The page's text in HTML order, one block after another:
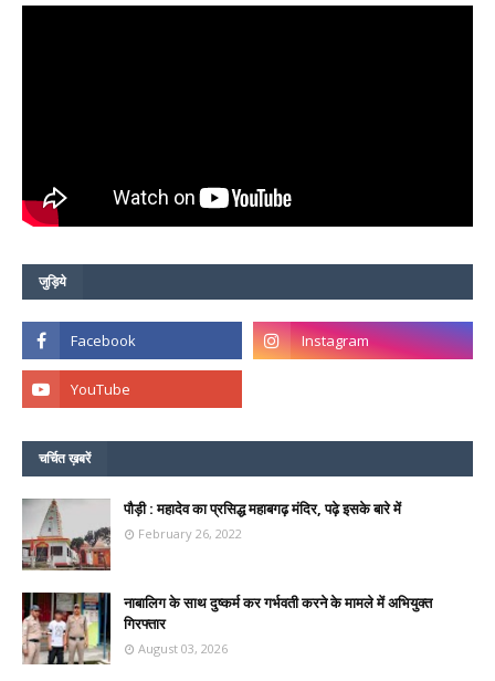
जुड़िये
चर्चित ख़बरें
पौड़ी : महादेव का प्रसिद्ध महाबगढ़ मंदिर, पढ़े इसके बारे में
February 26, 2022
नाबालिग के साथ दुष्कर्म कर गर्भवती करने के मामले में अभियुक्त
गिरफ्तार
August 03, 2026